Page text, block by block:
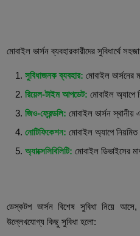
মোবাইল ভার্সন ব্যবহারকারীদের সুবিধার্থে
সুবিধাজনক ব্যবহার: মোবাইল ভার্সনের
রিয়েল-টাইম আপডেট: মোবাইল অ্যাপে
জিও-ফ্রেন্ডলি: মোবাইল ভার্সন স্থানীয়
নোটিফিকেশন: মোবাইল অ্যাপে
অ্যাক্সেসিবিলিটি: মোবাইল ডিভাইসের
ডেস্কটপ ভার্সন বিশেষ সুবিধা নিয়ে
উল্লেখযোগ্য কিছু সুবিধা হলো: